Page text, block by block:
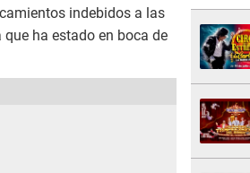
indebidos a las
ha estado en boca de